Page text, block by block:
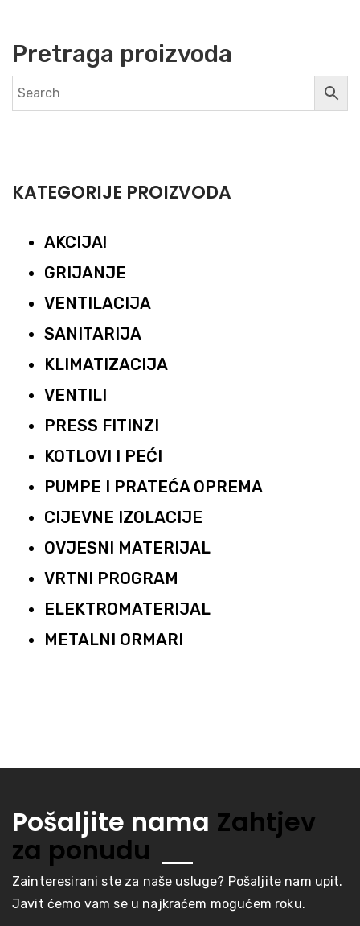
Pretraga proizvoda
KATEGORIJE PROIZVODA
AKCIJA!
GRIJANJE
VENTILACIJA
SANITARIJA
KLIMATIZACIJA
VENTILI
PRESS FITINZI
KOTLOVI I PEĆI
PUMPE I PRATEĆA OPREMA
CIJEVNE IZOLACIJE
OVJESNI MATERIJAL
VRTNI PROGRAM
ELEKTROMATERIJAL
METALNI ORMARI
Pošaljite nama Zahtjev
za ponudu
Zainteresirani ste za naše usluge? Pošaljite nam upit.
Javit ćemo vam se u najkraćem mogućem roku.